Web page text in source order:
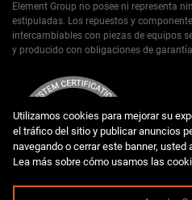
Utilizamos cookies para mejorar su
el tráfico del sitio y publicar anuncios
navegando o cerrar este banner,
Lea más sobre cómo usamos las
Element Group no posee ni representa
estipuladas. Los repuestos y
intercambiables con piezas de equipos
y producido con obligaciones de